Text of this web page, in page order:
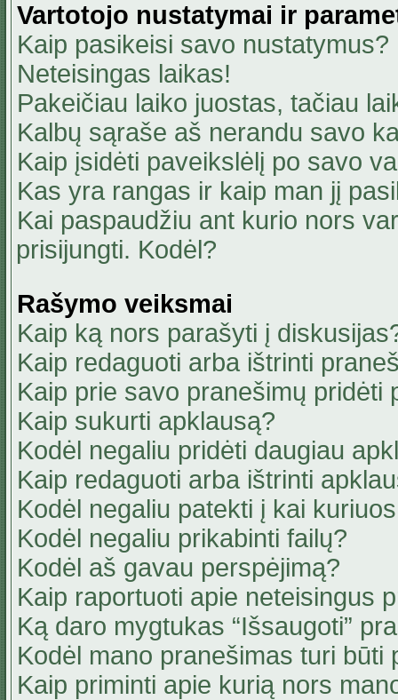
Vartotojo nustatymai ir
Kaip pasikeisi savo nustatymus?
Neteisingas laikas!
Pakeičiau laiko juostas, tačiau
Kalbų sąraše aš nerandu savo
Kaip įsidėti paveikslėlį po savo
Kas yra rangas ir kaip man jį
Kai paspaudžiu ant kurio nors
prisijungti. Kodėl?
Rašymo veiksmai
Kaip ką nors parašyti į
Kaip redaguoti arba ištrinti
Kaip prie savo pranešimų pridėti
Kaip sukurti apklausą?
Kodėl negaliu pridėti daugiau
Kaip redaguoti arba ištrinti
Kodėl negaliu patekti į kai
Kodėl negaliu prikabinti failų?
Kodėl aš gavau perspėjimą?
Kaip raportuoti apie neteisingus
Ką daro mygtukas “Išsaugoti”
Kodėl mano pranešimas turi būti
Kaip priminti apie kurią nors